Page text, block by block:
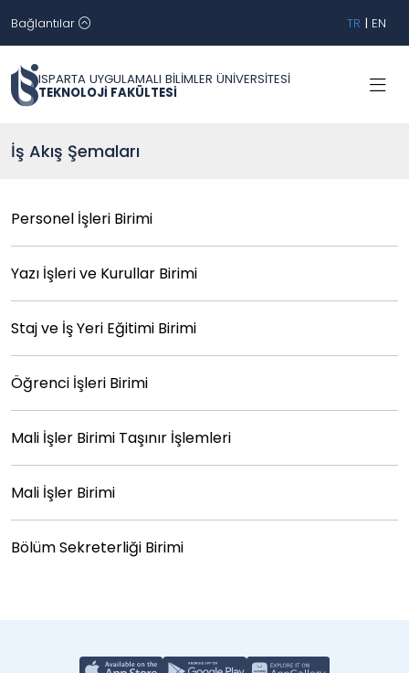
Bağlantılar TR | EN
ISPARTA UYGULAMALI BİLİMLER ÜNİVERSİTESİ
TEKNOLOJİ FAKÜLTESİ
İş Akış Şemaları
Personel İşleri Birimi
Yazı İşleri ve Kurullar Birimi
Staj ve İş Yeri Eğitimi Birimi
Öğrenci İşleri Birimi
Mali İşler Birimi Taşınır İşlemleri
Mali İşler Birimi
Bölüm Sekreterliği Birimi